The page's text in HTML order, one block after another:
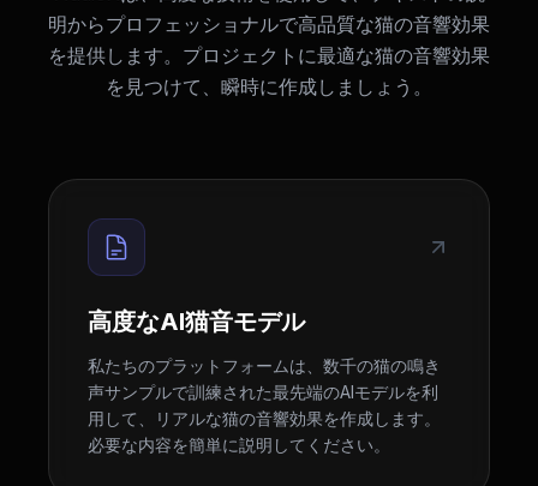
明からプロフェッショナルで高品質な猫の音響効果
を提供します。プロジェクトに最適な猫の音響効果
を見つけて、瞬時に作成しましょう。
高度なAI猫音モデル
私たちのプラットフォームは、数千の猫の鳴き
声サンプルで訓練された最先端のAIモデルを利
用して、リアルな猫の音響効果を作成します。
必要な内容を簡単に説明してください。